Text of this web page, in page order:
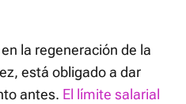
la regeneración de la
está obligado a dar
antes. El límite salarial